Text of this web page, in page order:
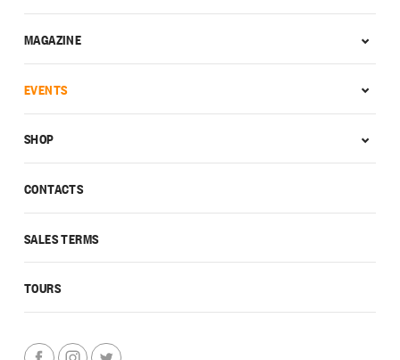
CONTACTS
SALES TERMS
TOURS
MAGAZINE
EVENTS
SHOP